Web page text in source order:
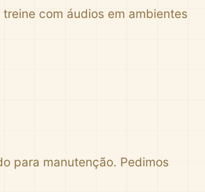
com áudios em ambientes
para manutenção. Pedimos